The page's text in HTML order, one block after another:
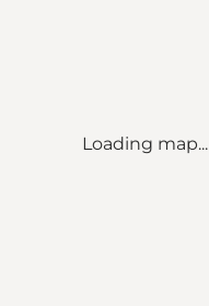
Loading map...